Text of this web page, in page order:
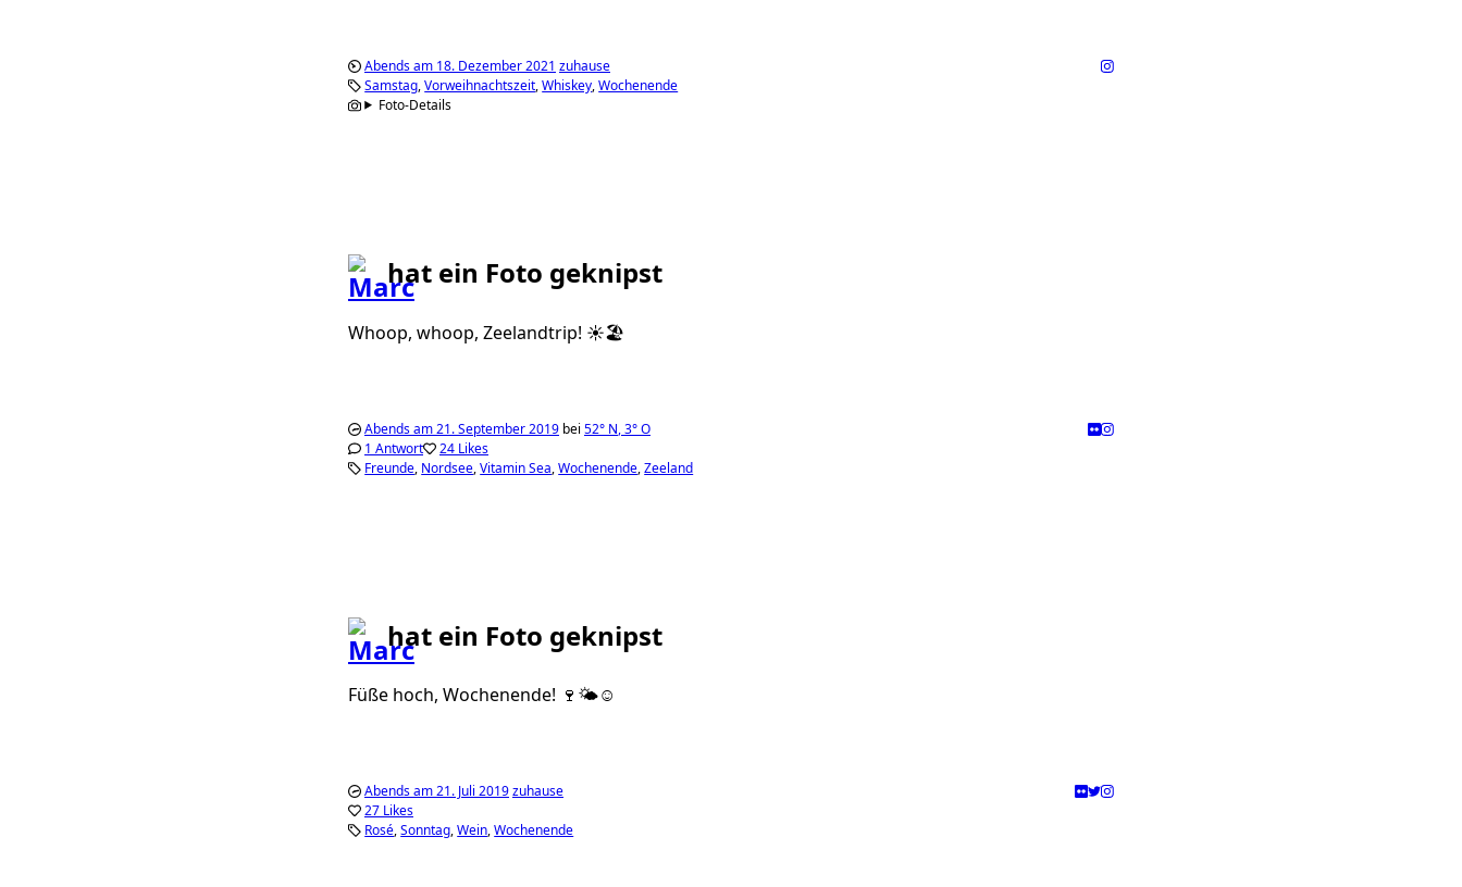
Abends am 18. Dezember 2021 zuhause
Samstag Vorweihnachtszeit Whiskey Wochenende
Foto-Details
hat ein Foto geknipst
Whoop, whoop, Zeelandtrip! ☀️🏖
Abends am 21. September 2019 bei 52° N,3°O
1 Antwort
24 Likes
Freunde Nordsee Vitamin Sea Wochenende Zeeland
hat ein Foto geknipst
Füße hoch, Wochenende! 🍷🌤☺️
Abends am 21. Juli 2019zuhause
27 Likes
Rosé Sonntag Wein Wochenende